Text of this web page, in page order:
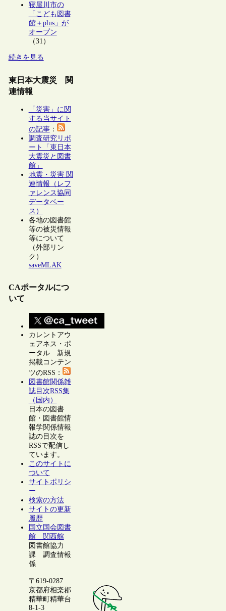
寝屋川市の
「こども図書
館＋plus」が
オープン
（31）
続きを見る
東日本大震災 関
連情報
「災害」に関
する当サイト
の記事：
調査研究リポ
ート「東日本
大震災と図書
館」
地震・災害 関
連情報（レフ
ァレンス協同
データベー
ス）
各地の図書館
等の被災情報
等について
（外部リン
ク）
saveMLAK
CAポータルにつ
いて
カレントアウ
ェアネス・ポ
ータル 新規
掲載コンテン
ツのRSS：
図書館関係雑
誌目次RSS集
（国内）
日本の図書
館・図書館情
報学関係情報
誌の目次を
RSSで配信し
ています。
このサイトに
ついて
サイトポリシ
ー
検索の方法
サイトの更新
履歴
国立国会図書
館 関西館
図書館協力
課 調査情報
係
〒619-0287
京都府相楽郡
精華町精華台
8-1-3